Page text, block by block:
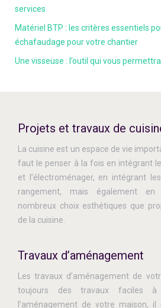
services
Matériel BTP : les critères essentiels
échafaudage pour votre chantier
Une visseuse : l’outil qui vous
Projets et travaux de
La cuisine est un espace de vie
faut le penser à la fois en intégrant
et l’électroménager, en intégrant
rangement, mais également
nombreux choix esthétiques que
de la cuisine.
Travaux d’aménagement
Les travaux d’aménagement de
toujours des travaux faciles
l’aménagement de votre maison,